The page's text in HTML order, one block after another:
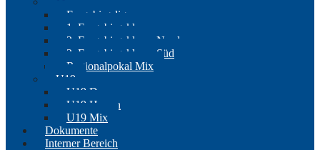
Erzgebirgsliga
1. Erzgebirgsklasse
2. Erzgebirgsklasse Nord
2. Erzgebirgsklasse Süd
Regionalpokal Mix
U19
U19 Damen
U19 Herren
U19 Mix
Dokumente
Interner Bereich